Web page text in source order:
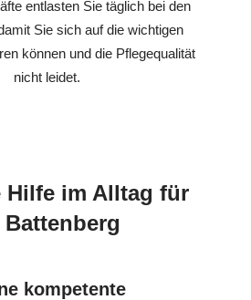
entlasten Sie täglich bei den
Sie sich auf die wichtigen
können und die Pflegequalität
nicht leidet.
im Alltag für
kompetente